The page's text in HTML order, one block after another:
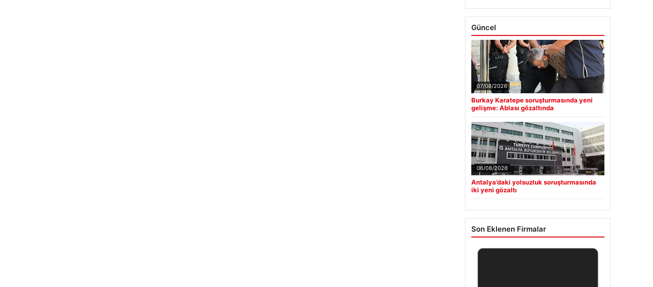
Güncel
07/08/2026
Burkay Karatepe soruşturmasında yeni
gelişme: Ablası gözaltında
06/08/2026
Antalya’daki yolsuzluk soruşturmasında
iki yeni gözaltı
Son Eklenen Firmalar